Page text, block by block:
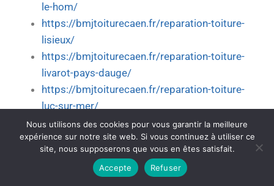
le-hom/
https://bmjtoiturecaen.fr/reparation-toiture-
lisieux/
https://bmjtoiturecaen.fr/reparation-toiture-
livarot-pays-dauge/
https://bmjtoiturecaen.fr/reparation-toiture-
luc-sur-mer/
https://bmjtoiturecaen.fr/reparation-toiture-
mezidon-vallee-dauge/
https://bmjtoiturecaen.fr/reparation-toiture-
mondeville/
Nous utilisons des cookies pour vous garantir la meilleure
expérience sur notre site web. Si vous continuez à utiliser ce
site, nous supposerons que vous en êtes satisfait.
Accepte
Refuser